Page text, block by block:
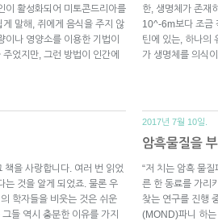
이 활성화되어 미토콘드리아를
말해, 쥐에게 음식을 주지 않
나 영양소를 이용한 기법이
었지만, 그런 방법이 인간에
한, 생명체가 존재
10^-6m보다 조금
틴에 있는, 하나의
가 생명체를 의식
책을 사랑합니다. 여러 번 읽었
는 것을 알게 되었죠. 물론 우
학자들을 비웃는 것은 쉬운
들 역시 충분한 이유를 가지
2017년 7월 10일.
암흑물질을
“저 치는 암흑 물
른 한 동료를 가리
찾는 연구를 진행
(MOND)파니 하는